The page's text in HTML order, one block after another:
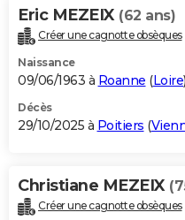
Carte de Noël
Carte Bonne année
Carte Saint-Valentin
Carte Pâques
Carte d'anniversaire
DICTIONNAIRE
Dictionnaire
Biographies
Citations
Expressions
Proverbes
PROGRAMME TV
S'inscrire
Se connecter
Lycées
Collèges
Primaires
Universités
Entreprises
Service militaire
Avis de recherche
AVIS DE DÉCÈS
Bricolage
Lifestyle
Culture
Sport
Auto
Television
Voyage
Cinema
Eric MEZEIX (62 ans)
Créer une cagnotte obsèques
Naissance
09/06/1963 à Roanne (Loire)
Décès
29/10/2025 à Poitiers (
Christiane MEZEIX
Créer une cagnotte obsèques